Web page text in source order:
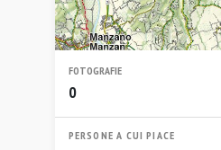
FOTOGRAFIE
0
PERSONE A CUI PIACE